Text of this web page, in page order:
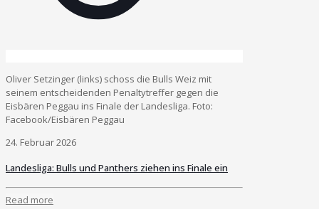
Oliver Setzinger (links) schoss die Bulls Weiz mit
seinem entscheidenden Penaltytreffer gegen die
Eisbären Peggau ins Finale der Landesliga. Foto:
Facebook/Eisbären Peggau
24. Februar 2026
Landesliga: Bulls und Panthers ziehen ins Finale ein
Read more